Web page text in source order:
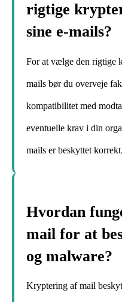
rigtige
sine e-mails?
For at vælge den rigtige
mails bør du overveje
kompatibilitet med
eventuelle krav i din
mails er beskyttet korrekt.
Hvordan
mail for at
og malware?
Kryptering af mail